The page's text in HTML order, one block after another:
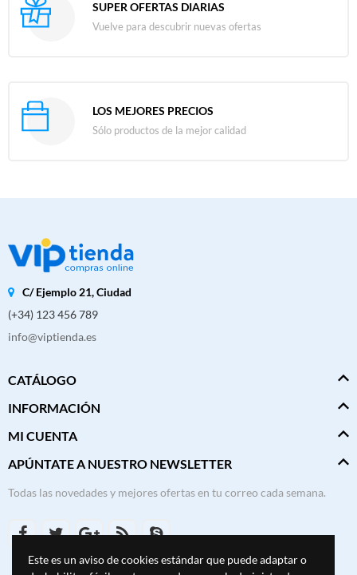
SUPER OFERTAS DIARIAS
Vuelve para descubrir nuevas ofertas
LOS MEJORES PRECIOS
Sólo productos de la mejor calidad
C/ Ejemplo 21, Ciudad
(+34) 123 456 789
info@viptienda.es
CATÁLOGO
INFORMACIÓN
MI CUENTA
APÚNTATE A NUESTRO NEWSLETTER
Todas las novedades y mejores ofertas en tu correo cada semana.
Este es un aviso de cookies estándar que puede adaptar o